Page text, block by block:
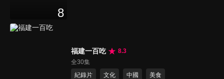
8
福建一百吃
8.3
全30集
紀錄片
文化 中國 美食